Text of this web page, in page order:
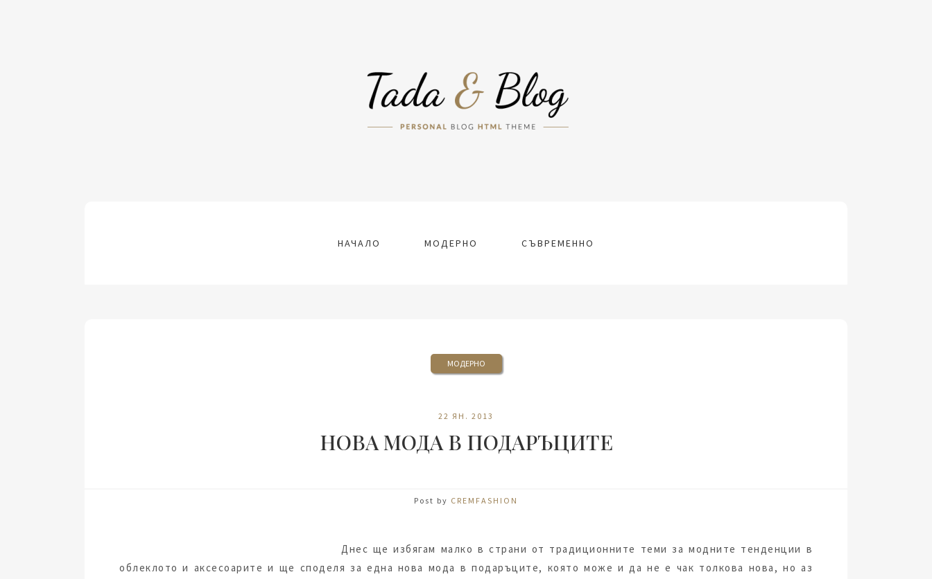
НАЧАЛО МОДЕРНО СЪВРЕМЕННО
МОДЕРНО
22 ЯН. 2013
НОВА МОДА В ПОДАРЪЦИТЕ
Post by CREMFASHION
Днес ще избягам малко в страни от традиционните теми за модните тенденции в
облеклото и аксесоарите и ще споделя за една нова мода в подаръците, която може и да не е чак толкова нова, но аз